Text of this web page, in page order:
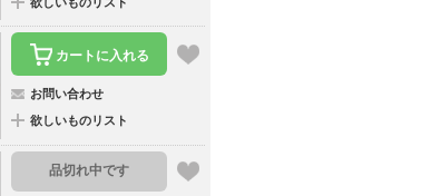
カートに入れる
お問い合わせ
欲しいものリスト
品切れ中です